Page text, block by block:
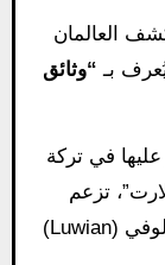
كشف العالمان
بـ “وثائق
في تركة
تزعم
هذه الوثائق أنها نسخ لنقش هيروغليفي لوفي (Luwian)